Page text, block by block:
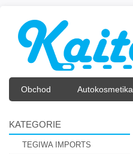
Obchod Autokosmetika
KATEGORIE
TEGIWA IMPORTS